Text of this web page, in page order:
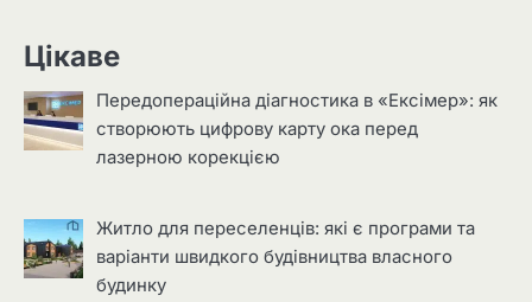
Цікаве
Передопераційна діагностика в «Ексімер»: як
створюють цифрову карту ока перед
лазерною корекцією
Житло для переселенців: які є програми та
варіанти швидкого будівництва власного
будинку